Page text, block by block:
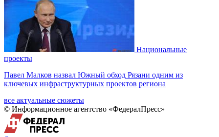
Национальные
проекты
Павел Малков назвал Южный обход Рязани одним из
ключевых инфраструктурных проектов региона
все актуальные сюжеты
© Информационное агентство «ФедералПресс»